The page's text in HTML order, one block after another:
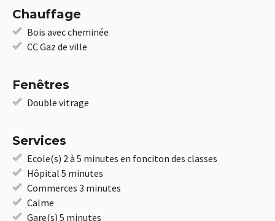
Chauffage
Bois avec cheminée
CC Gaz de ville
Fenêtres
Double vitrage
Services
Ecole(s) 2 à 5 minutes en fonciton des classes
Hôpital 5 minutes
Commerces 3 minutes
Calme
Gare(s) 5 minutes